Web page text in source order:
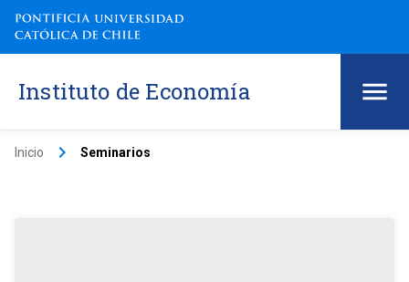
Instituto de Economía
Inicio keyboard_arrow_right Seminarios